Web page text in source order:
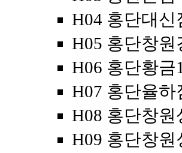
H04 홍단대신
H05 홍단창원
H06 홍단황금
H07 홍단율하
H08 홍단창원
H09 홍단창원